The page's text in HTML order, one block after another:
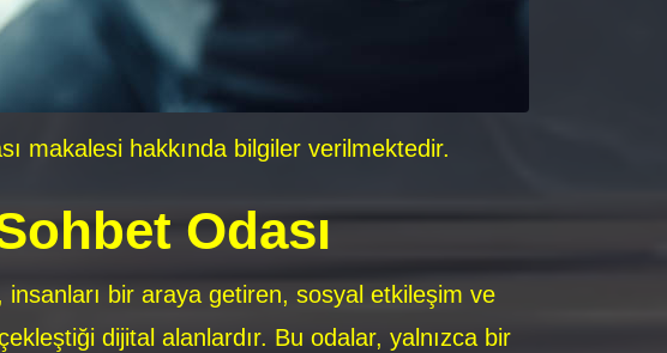
makalesi hakkında bilgiler verilmektedir.
Odası
insanları bir araya getiren, sosyal etkileşim ve
dijital alanlardır. Bu odalar, yalnızca bir